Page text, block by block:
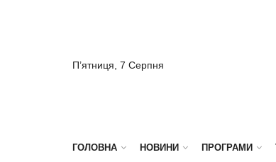
П’ятниця, 7 Серпня
ГОЛОВНА НОВИНИ ПРОГРАМИ